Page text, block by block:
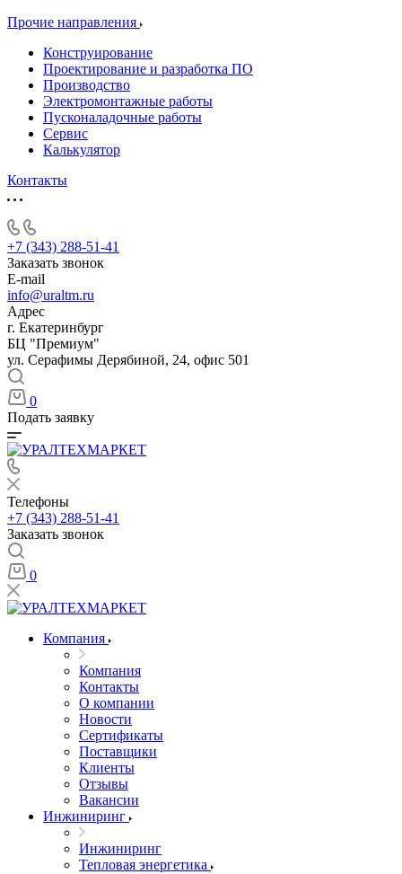
Прочие направления
Конструирование
Проектирование и разработка ПО
Производство
Электромонтажные работы
Пусконаладочные работы
Сервис
Калькулятор
Контакты
+7 (343) 288-51-41
Заказать звонок
E-mail
info@uraltm.ru
Адрес
г. Екатеринбург
БЦ "Премиум"
ул. Серафимы Дерябиной, 24, офис 501
0
Подать заявку
Телефоны
+7 (343) 288-51-41
Заказать звонок
0
Компания
Компания
Контакты
О компании
Новости
Сертификаты
Поставщики
Клиенты
Отзывы
Вакансии
Инжиниринг
Инжиниринг
Тепловая энергетика